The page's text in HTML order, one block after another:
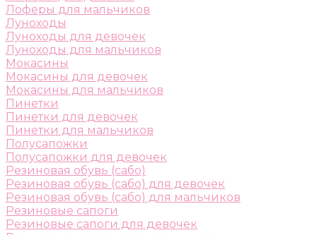
Лоферы для мальчиков
Луноходы
Луноходы для девочек
Луноходы для мальчиков
Мокасины
Мокасины для девочек
Мокасины для мальчиков
Пинетки
Пинетки для девочек
Пинетки для мальчиков
Полусапожки
Полусапожки для девочек
Резиновая обувь (сабо)
Резиновая обувь (сабо) для девочек
Резиновая обувь (сабо) для мальчиков
Резиновые сапоги
Резиновые сапоги для девочек